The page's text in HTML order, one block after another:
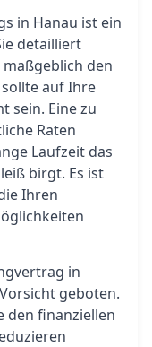
in Hanau ist ein
detailliert
den
auf Ihre
sein. Eine zu
Raten
Laufzeit das
birgt. Es ist
Ihren
in
geboten.
den finanziellen